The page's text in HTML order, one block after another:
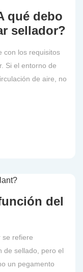
qué debo
sellador?
con los requisitos
Si el entorno de
de aire, no
del
se refiere
de sellado, pero el
un pegamento